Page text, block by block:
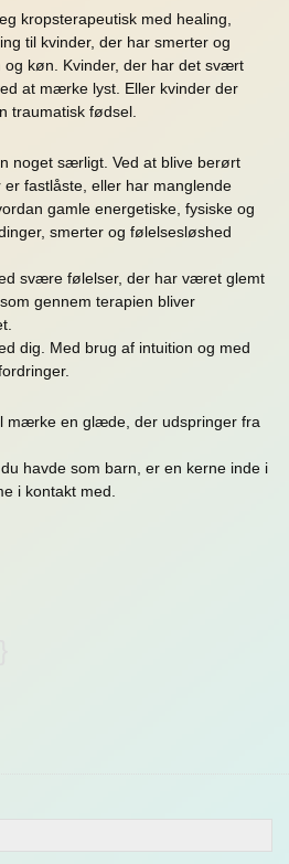
kropsterapeutisk med healing,
til kvinder, der har smerter og
køn. Kvinder, der har det svært
at mærke lyst. Eller kvinder der
traumatisk fødsel.
noget særligt. Ved at blive berørt
fastlåste, eller har manglende
gamle energetiske, fysiske og
smerter og følelsesløshed
svære følelser, der har været glemt
gennem terapien bliver
dig. Med brug af intuition og med
mærke en glæde, der udspringer fra
havde som barn, er en kerne inde i
i kontakt med.